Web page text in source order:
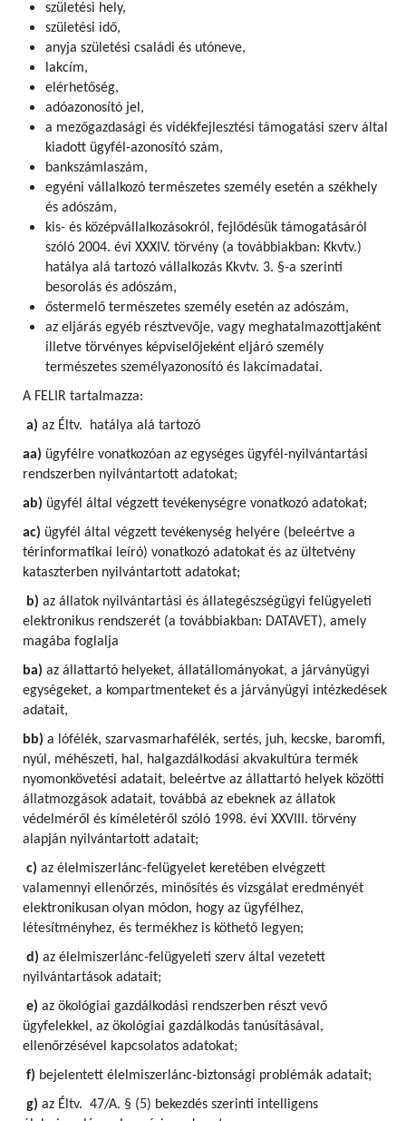
születési hely,
születési idő,
anyja születési családi és utóneve,
lakcím,
elérhetőség,
adóazonosító jel,
a mezőgazdasági és vidékfejlesztési támogatási szerv által
kiadott ügyfél-azonosító szám,
bankszámlaszám,
egyéni vállalkozó természetes személy esetén a székhely
és adószám,
kis- és középvállalkozásokról, fejlődésük támogatásáról
szóló 2004. évi XXXIV. törvény (a továbbiakban: Kkvtv.)
hatálya alá tartozó vállalkozás Kkvtv. 3. §-a szerinti
besorolás és adószám,
őstermelő természetes személy esetén az adószám,
az eljárás egyéb résztvevője, vagy meghatalmazottjaként
illetve törvényes képviselőjeként eljáró személy
természetes személyazonosító és lakcímadatai.
A FELIR tartalmazza:
a) az Éltv. hatálya alá tartozó
aa) ügyfélre vonatkozóan az egységes ügyfél-nyilvántartási
rendszerben nyilvántartott adatokat;
ab) ügyfél által végzett tevékenységre vonatkozó adatokat;
ac) ügyfél által végzett tevékenység helyére (beleértve a
térinformatikai leíró) vonatkozó adatokat és az ültetvény
kataszterben nyilvántartott adatokat;
b) az állatok nyilvántartási és állategészségügyi felügyeleti
elektronikus rendszerét (a továbbiakban: DATAVET), amely
magába foglalja
ba) az állattartó helyeket, állatállományokat, a járványügyi
egységeket, a kompartmenteket és a járványügyi intézkedések
adatait,
bb) a lófélék, szarvasmarhafélék, sertés, juh, kecske, baromfi,
nyúl, méhészeti, hal, halgazdálkodási akvakultúra termék
nyomonkövetési adatait, beleértve az állattartó helyek közötti
állatmozgások adatait, továbbá az ebeknek az állatok
védelméről és kíméletéről szóló 1998. évi XXVIII. törvény
alapján nyilvántartott adatait;
c) az élelmiszerlánc-felügyelet keretében elvégzett
valamennyi ellenőrzés, minősítés és vizsgálat eredményét
elektronikusan olyan módon, hogy az ügyfélhez,
létesítményhez, és termékhez is köthető legyen;
d) az élelmiszerlánc-felügyeleti szerv által vezetett
nyilvántartások adatait;
e) az ökológiai gazdálkodási rendszerben részt vevő
ügyfelekkel, az ökológiai gazdálkodás tanúsításával,
ellenőrzésével kapcsolatos adatokat;
f) bejelentett élelmiszerlánc-biztonsági problémák adatait;
g) az Éltv. 47/A. § (5) bekezdés szerinti intelligens